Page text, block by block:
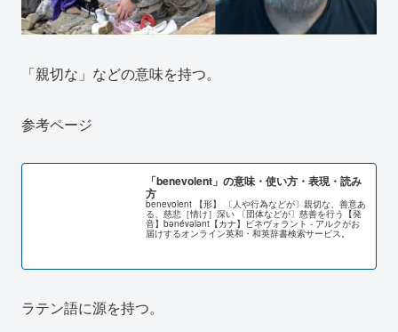
「親切な」などの意味を持つ。
参考ページ
「benevolent」の意味・使い方・表現・読み
方
benevolent 【形】 〔人や行為などが〕親切な、善意あ
る、慈悲［情け］深い 〔団体などが〕慈善を行う【発
音】bənévələnt【カナ】ビネヴォラント - アルクがお
届けするオンライン英和・和英辞書検索サービス。
ラテン語に源を持つ。